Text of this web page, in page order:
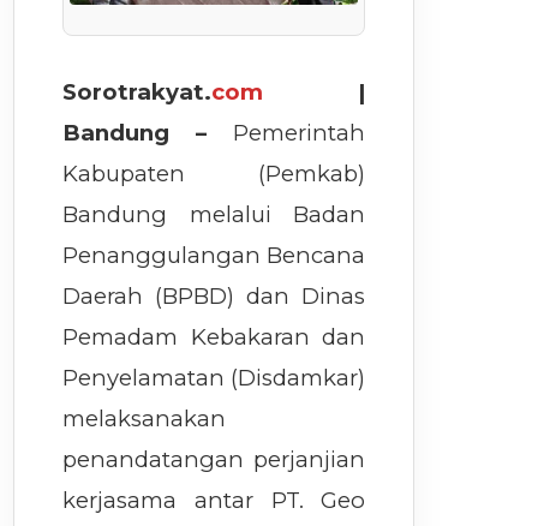
Sorotrakyat.com |
Bandung – Pemerintah
Kabupaten (Pemkab)
Bandung melalui Badan
Penanggulangan Bencana
Daerah (BPBD) dan Dinas
Pemadam Kebakaran dan
Penyelamatan (Disdamkar)
melaksanakan
penandatangan perjanjian
kerjasama antar PT. Geo